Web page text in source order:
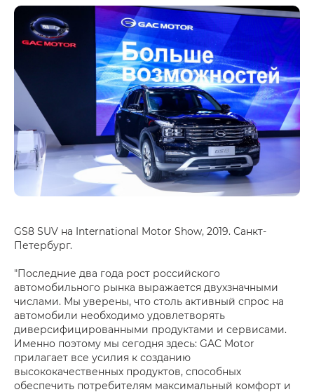
GS8 SUV на International Motor Show, 2019. Санкт-
Петербург.
"Последние два года рост российского
автомобильного рынка выражается двухзначными
числами. Мы уверены, что столь активный спрос на
автомобили необходимо удовлетворять
диверсифицированными продуктами и сервисами.
Именно поэтому мы сегодня здесь: GAC Motor
прилагает все усилия к созданию
высококачественных продуктов, способных
обеспечить потребителям максимальный комфорт и